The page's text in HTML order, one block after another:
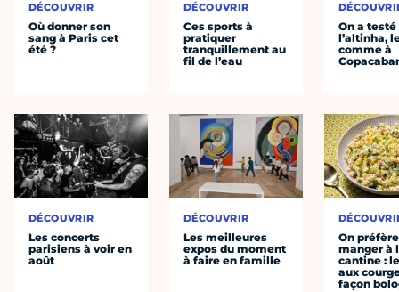
DÉCOUVRIR
Où donner son
sang à Paris cet
été ?
DÉCOUVRIR
Les concerts
parisiens à voir en
août
DÉCOUVRIR
Ces sports à
pratiquer
tranquillement au
fil de l’eau
DÉCOUVRIR
Les meilleures
expos du moment
à faire en famille
On a testé
l’altinha,
comme à
On préfère
manger à
cantine :
aux
façon